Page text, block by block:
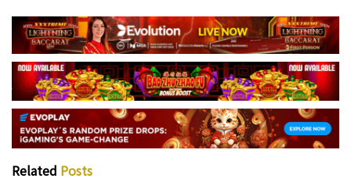
Related Posts